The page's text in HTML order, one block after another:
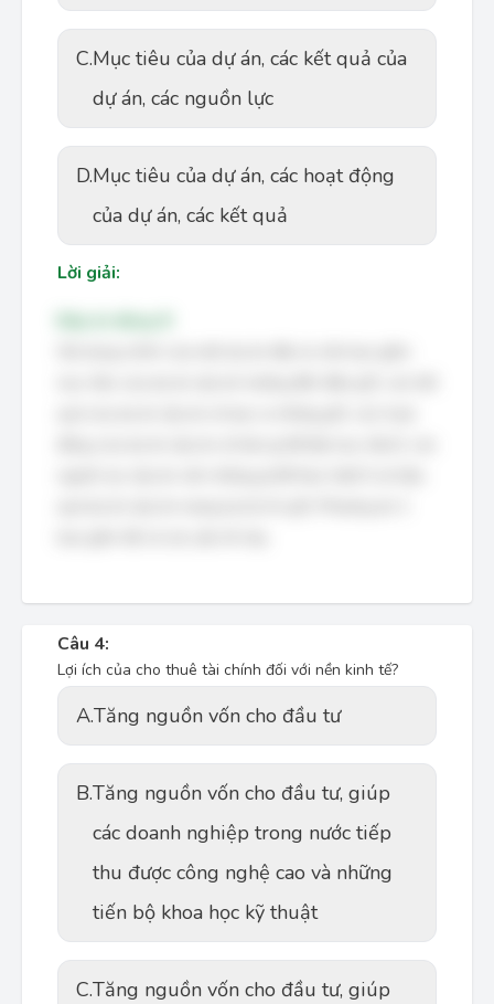
C.Mục tiêu của dự án, các kết quả của
dự án, các nguồn lực
D.Mục tiêu của dự án, các hoạt động
của dự án, các kết quả
Lời giải:
Câu 4:
Lợi ích của cho thuê tài chính đối với nền kinh tế?
A.Tăng nguồn vốn cho đầu tư
B.Tăng nguồn vốn cho đầu tư, giúp
các doanh nghiệp trong nước tiếp
thu được công nghệ cao và những
tiến bộ khoa học kỹ thuật
C.Tăng nguồn vốn cho đầu tư, giúp